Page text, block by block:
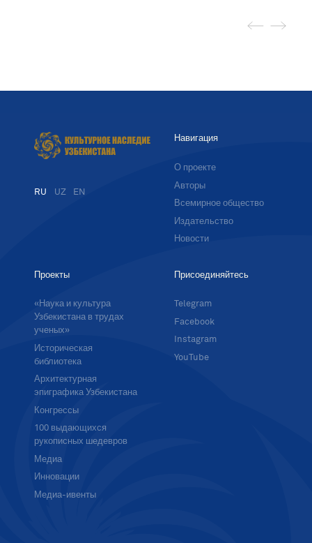
RU UZ EN
Навигация
О проекте
Авторы
Всемирное общество
Издательство
Новости
Проекты
«Наука и культура
Узбекистана в трудах
ученых»
Историческая
библиотека
Архитектурная
эпиграфика Узбекистана
Конгрессы
100 выдающихся
рукописных шедевров
Медиа
Инновации
Медиа-ивенты
Присоединяйтесь
Telegram
Facebook
Instagram
YouTube